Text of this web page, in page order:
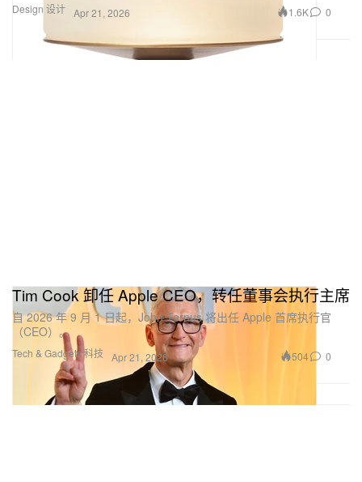
Design 设计 Apr 21, 2026 1.6K 0
Tech & Gadgets 科技
Tim Cook 卸任 Apple CEO，转任董事会执行主席
自 2026 年 9 月 1 日起，John Ternus 将出任 Apple 首席执行官
（CEO）。
Apr 21, 2026 504 0